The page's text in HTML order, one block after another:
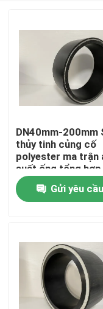
Nhà
Sản phẩm
Về chúng tôi
Tham quan nhà
DN40mm-200mm
thủy tinh củng cố
polyester ma trận
suất ống tổng hợp
Gửi yêu cầu